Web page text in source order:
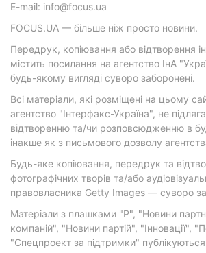
E-mail: info@focus.ua
FOCUS.UA — більше ніж просто новини.
Передрук, копіювання або відтворення
містить посилання на агентство ІнА
будь-якому вигляді суворо заборонені.
Всі матеріали, які розміщені на цьому
агентство "Інтерфакс-Україна", не
відтворенню та/чи розповсюдженню в
інакше як з письмового дозволу
Будь-яке копіювання, передрук та
фотографічних творів та/або
правовласника Getty Images — суворо
Матеріали з плашками "Р", "Новини
компаній", "Новини партій", "Інновації",
"Спецпроект за підтримки"